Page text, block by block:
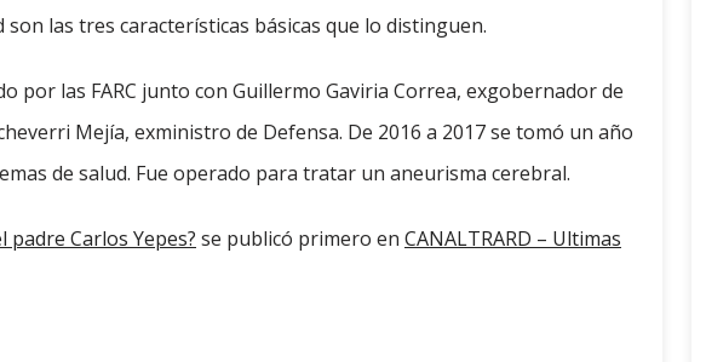
son las tres características básicas que lo distinguen.
por las FARC junto con Guillermo Gaviria Correa, exgobernador de
Mejía, exministro de Defensa. De 2016 a 2017 se tomó un año
de salud. Fue operado para tratar un aneurisma cerebral.
padre Carlos Yepes? se publicó primero en CANALTRARD – Ultimas